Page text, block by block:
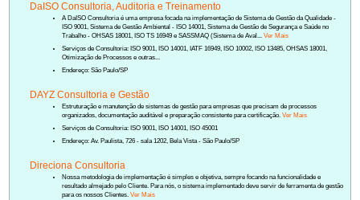
DaISO Consultoria, Auditoria e Treinamento
A DaISO Consultoria é uma empresa focada na implementação de Sistema de Gestão da Qualidade -
ISO 9001, Sistema de Gestão Ambiental - ISO 14001, Sistema de Gestão de Segurança e Saúde no
Trabalho - OHSAS 18001, ISO TS 16949 e SASSMAQ (Sistema de Aval...Ver Mais
Serviços de Consultoria: ISO 9001, ISO 14001, IATF 16949, ISO 10002, ISO 13485, OHSAS 18001,
Otimização de Processos e outras...
Endereço: São Paulo/SP
DAYZ Consultoria e Gestão
Estruturação e manutenção de sistemas de gestão para empresas que precisam de processos
organizados, documentação auditável e preparação consistente para certificação.Ver Mais
Serviços de Consultoria: ISO 9001, ISO 14001, ISO 45001
Endereço: Av. Paulista, 726 - sala 1202, Bela Vista - São Paulo/SP
Direciona Consultoria
Nossa metodologia de implementação é simples e objetiva, sempre focando na funcionalidade e
resultado almejado pelo Cliente. Para nós, o sistema implementado deve servir de ferramenta de gestão
para os nossos Clientes.Ver Mais